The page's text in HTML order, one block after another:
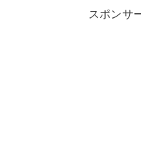
スポンサ